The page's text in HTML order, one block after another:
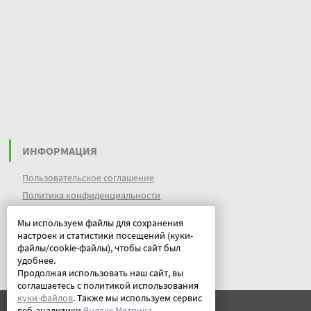
Мы используем файлы для сохранения
настроек и статистики посещений (куки-
файлы/cookie-файлы), чтобы сайт был
удобнее.
Продолжая использовать наш сайт, вы
соглашаетесь с политикой использования
куки-файлов. Также мы используем сервис
ИНФОРМАЦИЯ
Пользовательское соглашение
Политика конфиденциальности
куки (cookies)
Документы